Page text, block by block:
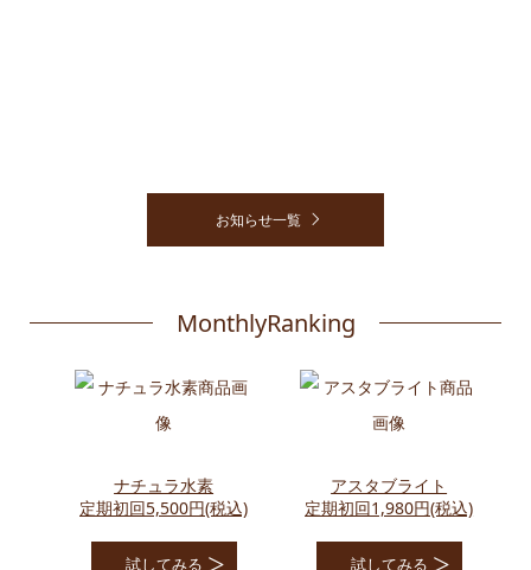
お知らせ一覧
MonthlyRanking
ナチュラ水素
定期初回5,500円(税込)
試してみる
アスタブライト
定期初回1,980円(税込)
試してみる